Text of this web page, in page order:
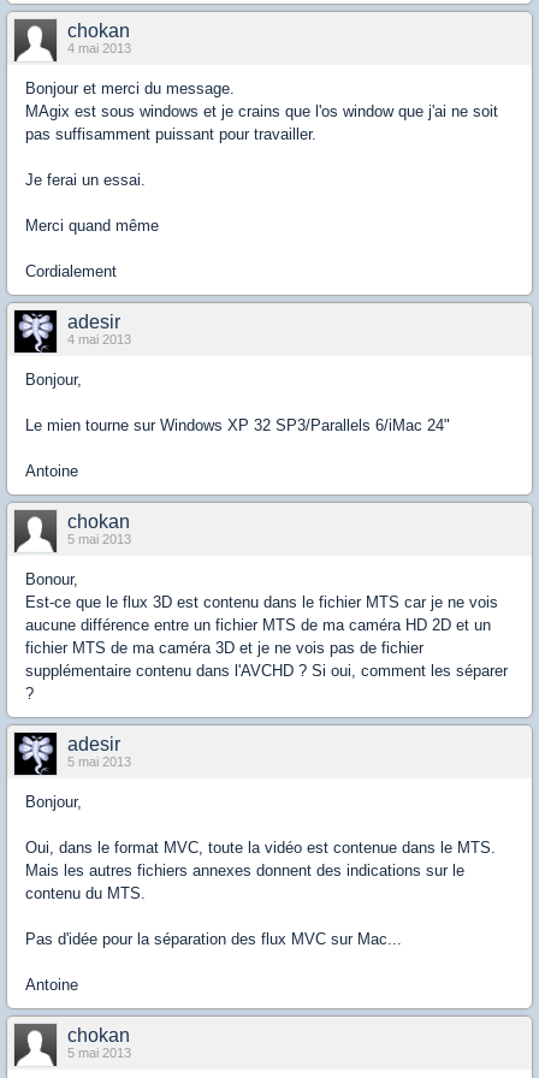
chokan
4 mai 2013
Bonjour et merci du message.
MAgix est sous windows et je crains que l'os window que j'ai ne soit
pas suffisamment puissant pour travailler.
Je ferai un essai.
Merci quand même
Cordialement
adesir
4 mai 2013
Bonjour,
Le mien tourne sur Windows XP 32 SP3/Parallels 6/iMac 24"
Antoine
chokan
5 mai 2013
Bonour,
Est-ce que le flux 3D est contenu dans le fichier MTS car je ne vois
aucune différence entre un fichier MTS de ma caméra HD 2D et un
fichier MTS de ma caméra 3D et je ne vois pas de fichier
supplémentaire contenu dans l'AVCHD ? Si oui, comment les séparer
?
adesir
5 mai 2013
Bonjour,
Oui, dans le format MVC, toute la vidéo est contenue dans le MTS.
Mais les autres fichiers annexes donnent des indications sur le
contenu du MTS.
Pas d'idée pour la séparation des flux MVC sur Mac...
Antoine
chokan
5 mai 2013